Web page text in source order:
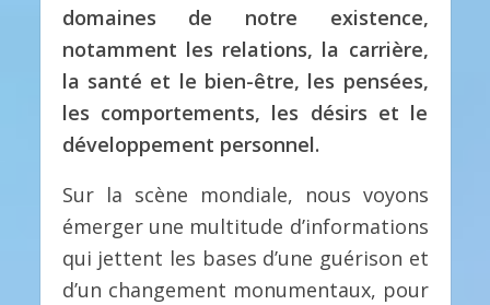
domaines de notre existence,
notamment les relations, la carrière,
la santé et le bien-être, les pensées,
les comportements, les désirs et le
développement personnel.
Sur la scène mondiale, nous voyons
émerger une multitude d’informations
qui jettent les bases d’une guérison et
d’un changement monumentaux, pour